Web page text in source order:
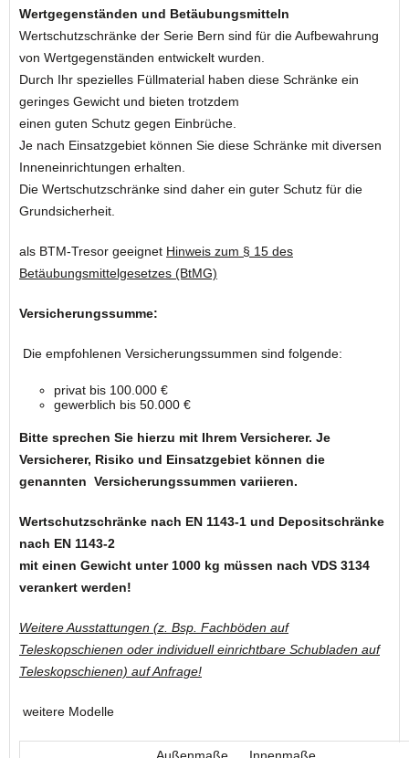
Wertgegenständen und Betäubungsmitteln
Wertschutzschränke der Serie Bern sind für die Aufbewahrung
von Wertgegenständen entwickelt wurden.
Durch Ihr spezielles Füllmaterial haben diese Schränke ein
geringes Gewicht und bieten trotzdem
einen guten Schutz gegen Einbrüche.
Je nach Einsatzgebiet können Sie diese Schränke mit diversen
Inneneinrichtungen erhalten.
Die Wertschutzschränke sind daher ein guter Schutz für die
Grundsicherheit.
als BTM-Tresor geeignet Hinweis zum § 15 des
Betäubungsmittelgesetzes (BtMG)
Versicherungssumme:
Die empfohlenen Versicherungssummen sind folgende:
privat bis 100.000 €
gewerblich bis 50.000 €
Bitte sprechen Sie hierzu mit Ihrem Versicherer. Je
Versicherer, Risiko und Einsatzgebiet können die
genannten Versicherungssummen variieren.
Wertschutzschränke nach EN 1143-1 und Depositschränke
nach EN 1143-2
mit einen Gewicht unter 1000 kg müssen nach VDS 3134
verankert werden!
Weitere Ausstattungen (z. Bsp. Fachböden auf
Teleskopschienen oder individuell einrichtbare Schubladen auf
Teleskopschienen) auf Anfrage!
weitere Modelle